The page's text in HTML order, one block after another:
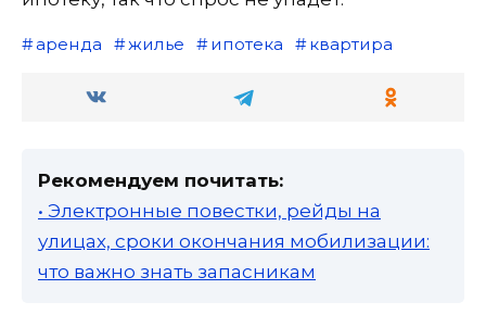
аренда жилье ипотека квартира
Рекомендуем почитать:
• Электронные повестки, рейды на
улицах, сроки окончания мобилизации:
что важно знать запасникам